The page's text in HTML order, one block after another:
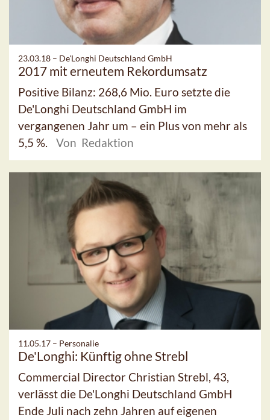
23.03.18 – De'Longhi Deutschland GmbH
2017 mit erneutem Rekordumsatz
Positive Bilanz: 268,6 Mio. Euro setzte die
De'Longhi Deutschland GmbH im
vergangenen Jahr um – ein Plus von mehr als
5,5 %.
Von Redaktion
11.05.17 – Personalie
De'Longhi: Künftig ohne Strebl
Commercial Director Christian Strebl, 43,
verlässt die De'Longhi Deutschland GmbH
Ende Juli nach zehn Jahren auf eigenen